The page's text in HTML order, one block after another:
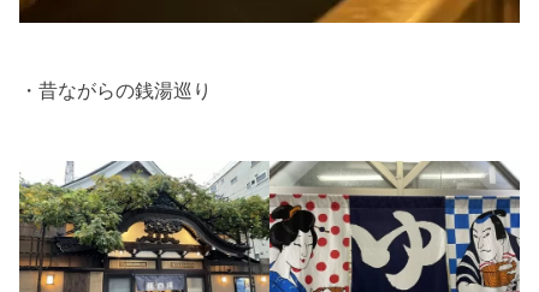
・昔ながらの銭湯巡り